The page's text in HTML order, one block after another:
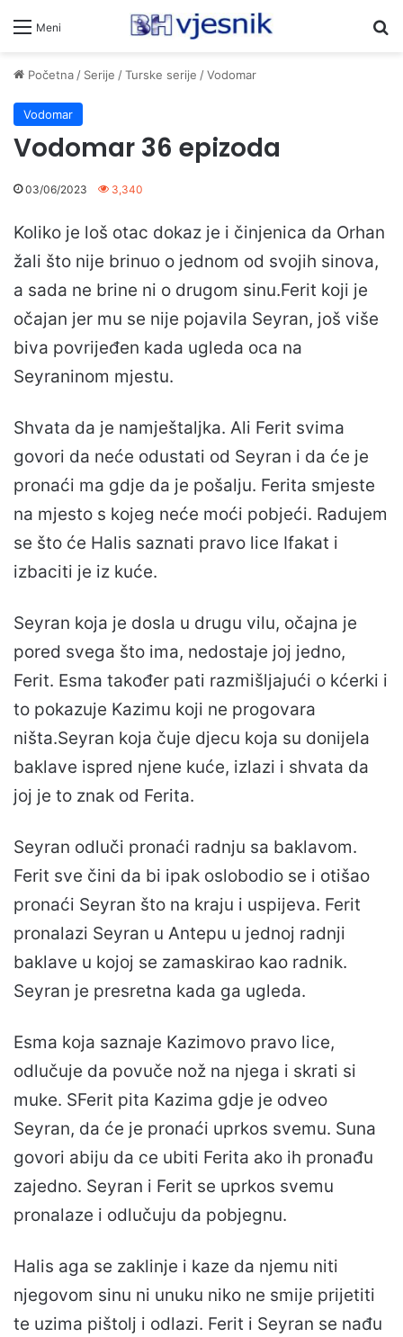
Meni
Početna/ Serije /Turske serije /Vodomar
Vodomar
Vodomar 36 epizoda
03/06/2023 3,340
Koliko je loš otac dokaz je i činjenica da Orhan
žali što nije brinuo o jednom od svojih sinova,
a sada ne brine ni o drugom sinu.Ferit koji je
očajan jer mu se nije pojavila Seyran, još više
biva povrijeđen kada ugleda oca na
Seyraninom mjestu.
Shvata da je namještaljka. Ali Ferit svima
govori da neće odustati od Seyran i da će je
pronaći ma gdje da je pošalju. Ferita smjeste
na mjesto s kojeg neće moći pobjeći. Radujem
se što će Halis saznati pravo lice Ifakat i
izbaciti je iz kuće.
Seyran koja je dosla u drugu vilu, očajna je
pored svega što ima, nedostaje joj jedno,
Ferit. Esma također pati razmišljajući o kćerki i
to pokazuje Kazimu koji ne progovara
ništa.Seyran koja čuje djecu koja su donijela
baklave ispred njene kuće, izlazi i shvata da
joj je to znak od Ferita.
Seyran odluči pronaći radnju sa baklavom.
Ferit sve čini da bi ipak oslobodio se i otišao
pronaći Seyran što na kraju i uspijeva. Ferit
pronalazi Seyran u Antepu u jednoj radnji
baklave u kojoj se zamaskirao kao radnik.
Seyran je presretna kada ga ugleda.
Esma koja saznaje Kazimovo pravo lice,
odlučuje da povuče nož na njega i skrati si
muke. SFerit pita Kazima gdje je odveo
Seyran, da će je pronaći uprkos svemu. Suna
govori abiju da ce ubiti Ferita ako ih pronađu
zajedno. Seyran i Ferit se uprkos svemu
pronalaze i odlučuju da pobjegnu.
Halis aga se zaklinje i kaze da njemu niti
njegovom sinu ni unuku niko ne smije prijetiti
te uzima pištolj i odlazi. Ferit i Seyran se nađu